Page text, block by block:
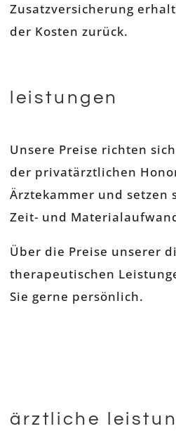
Zusatzversicherung
der Kosten zurück.
leistungen
Unsere Preise richten
der privatärztlichen
Ärztekammer und
Zeit- und
Über die Preise unserer
therapeutischen
Sie gerne persönlich.
ärztliche